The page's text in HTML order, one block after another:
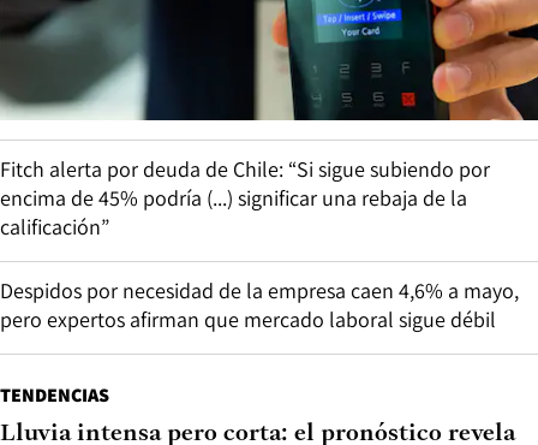
Fitch alerta por deuda de Chile: “Si sigue subiendo por
encima de 45% podría (...) significar una rebaja de la
calificación”
Despidos por necesidad de la empresa caen 4,6% a mayo,
pero expertos afirman que mercado laboral sigue débil
TENDENCIAS
Lluvia intensa pero corta: el pronóstico revela